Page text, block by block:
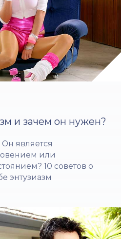
и зачем он нужен?
Он является
или
10 советов о
энтузиазм